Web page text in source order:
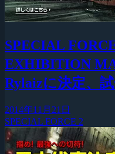
SPECIAL
EXHIBITION
Rylaizに決定、
2014年11月21日
SPECIAL FORCE 2